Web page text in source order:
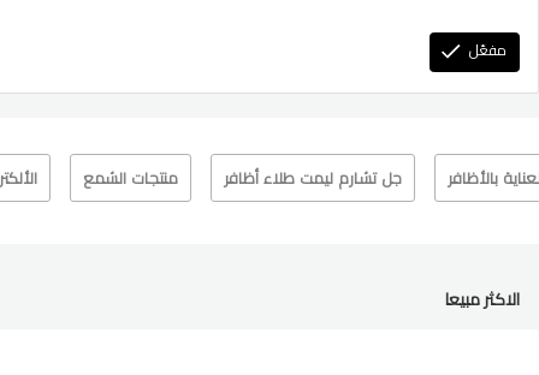
مفعّل
بالأظافر جل تشارم ليمت طلاء أظافر منتجات الشمع
الاكثر مبيعا